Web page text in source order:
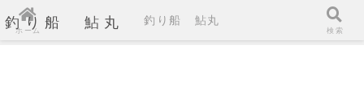
釣り船 鮎丸
ホーム
釣り船 鮎丸
検索